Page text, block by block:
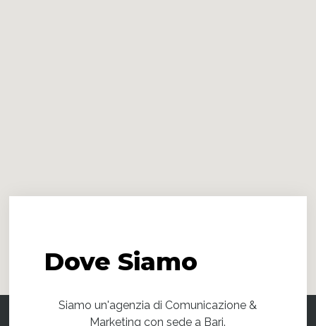
DoveSiamo
Siamo un'agenzia di Comunicazione &
Marketing con sede a Bari.